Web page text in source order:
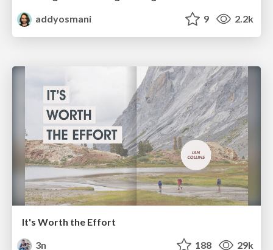
addyosmani
9 2.2k
It's Worth the Effort
3n
188 29k